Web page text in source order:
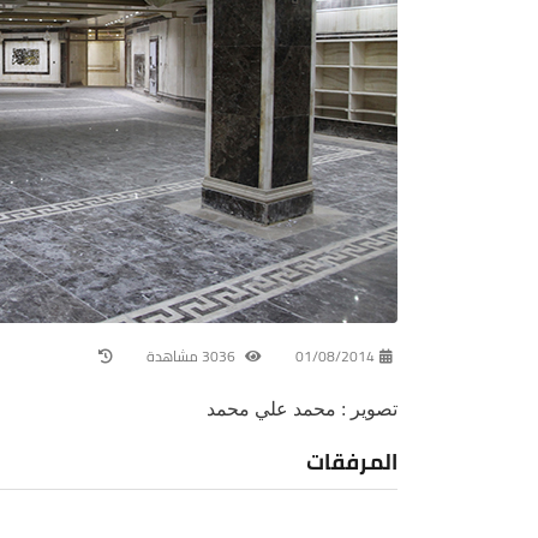
01/08/2014
تصوير : محمد علي محمد
المرفقات